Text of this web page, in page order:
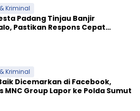
Kriminal
Padang Tinjau Banjir
Pastikan Respons Cepat
Kriminal
Dicemarkan di Facebook,
MNC Group Lapor ke Polda Sumut